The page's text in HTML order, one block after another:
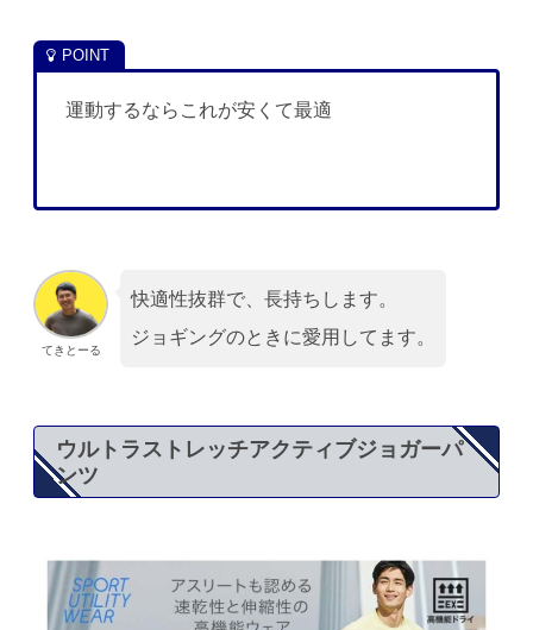
運動するならこれが安くて最適
てきとーる
快適性抜群で、長持ちします。
ジョギングのときに愛用してます。
ウルトラストレッチアクティブジョガーパ
ンツ